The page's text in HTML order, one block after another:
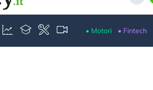
• Motori • Fintech